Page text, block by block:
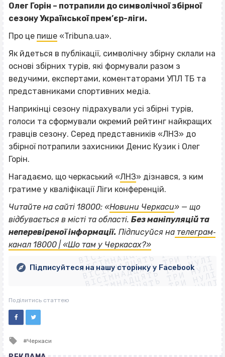
Олег Горін – потрапили до символічної збірної
сезону Української прем’єр-ліги.
Про це пише «Tribuna.ua».
Як йдеться в публікації, символічну збірну склали на
основі збірних турів, які формували разом з
ведучими, експертами, коментаторами УПЛ ТБ та
представниками спортивних медіа.
Наприкінці сезону підрахували усі збірні турів,
голоси та сформували окремий рейтинг найкращих
гравців сезону. Серед представників «ЛНЗ» до
збірної потрапили захисники Денис Кузик і Олег
Горін.
Нагадаємо, що черкаський «ЛНЗ» дізнався, з ким
гратиме у кваліфікації Ліги конференцій.
Читайте на сайті 18000: «Новини Черкаси» — що
відбувається в місті та області. Без маніпуляцій та
неперевіреної інформації. Підписуйся на телеграм‐
канал 18000 | «Шо там у Черкасах?»
ВІСІМНАДЦЯТЬ ТРИ НУЛІ
ВІСІМНАДЦЯТЬ ТРИ НУЛІ
ВІСІМНАДЦЯТЬ ТРИ НУЛІ
ВІСІМНАДЦЯТЬ ТРИ НУЛІ
ВІСІМНАДЦЯТЬ ТРИ НУЛІ
ВІСІМНАДЦЯТЬ ТРИ НУЛІ
ВІСІМНАДЦЯТЬ ТРИ НУЛІ
ВІСІМНАДЦЯТЬ ТРИ НУЛІ
Підписуйтеся на нашу сторінку у Facebook
Поділитись статтею
Tagged
Черкаси